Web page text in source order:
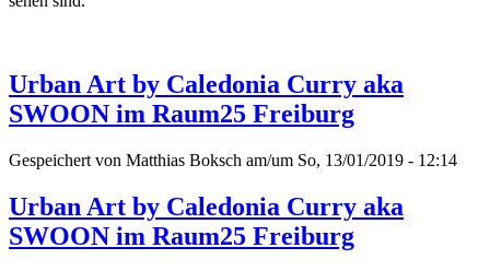
Urban Art by Caledonia Curry aka
SWOON im Raum25 Freiburg
Gespeichert von Matthias Boksch am/um So, 13/01/2019 - 12:14
Urban Art by Caledonia Curry aka
SWOON im Raum25 Freiburg